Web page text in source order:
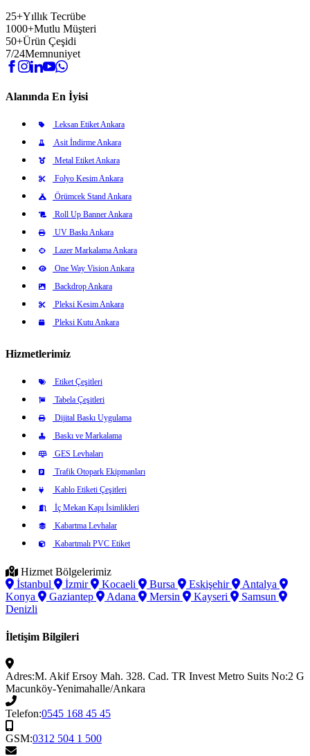
25+Yıllık Tecrübe
1000+Mutlu Müşteri
50+Ürün Çeşidi
7/24Memnuniyet
Alanında En İyisi
Leksan Etiket Ankara
Asit İndirme Ankara
Metal Etiket Ankara
Folyo Kesim Ankara
Örümcek Stand Ankara
Roll Up Banner Ankara
UV Baskı Ankara
Lazer Markalama Ankara
One Way Vision Ankara
Backdrop Ankara
Pleksi Kesim Ankara
Pleksi Kutu Ankara
Hizmetlerimiz
Etiket Çeşitleri
Tabela Çeşitleri
Dijital Baskı Uygulama
Baskı ve Markalama
GES Levhaları
Trafik Otopark Ekipmanları
Kablo Etiketi Çeşitleri
İç Mekan Kapı İsimlikleri
Kabartma Levhalar
Kabartmalı PVC Etiket
Hizmet Bölgelerimiz
İstanbul
İzmir Kocaeli Bursa Eskişehir
Antalya
Konya
Gaziantep Adana Mersin Kayseri
Samsun
Denizli
İletişim Bilgileri
Adres:M. Akif Ersoy Mah. 328. Cad. TR Invest Metro Suits No:2 G
Macunköy-Yenimahalle/Ankara
Telefon:0545 168 45 45
GSM:0312 504 1 500